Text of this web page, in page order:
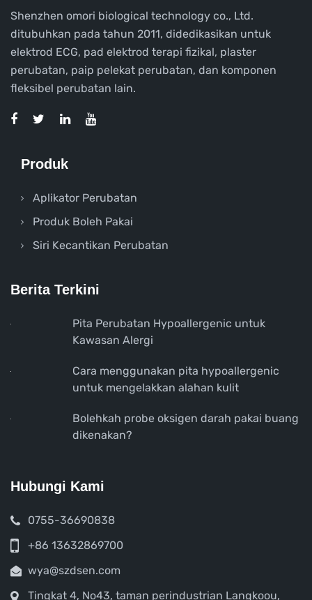
Shenzhen omori biological technology co., Ltd.
ditubuhkan pada tahun 2011, didedikasikan untuk
elektrod ECG, pad elektrod terapi fizikal, plaster
perubatan, paip pelekat perubatan, dan komponen
fleksibel perubatan lain.
Produk
Aplikator Perubatan
Produk Boleh Pakai
Siri Kecantikan Perubatan
Berita Terkini
Pita Perubatan Hypoallergenic untuk
Kawasan Alergi
Cara menggunakan pita hypoallergenic
untuk mengelakkan alahan kulit
Bolehkah probe oksigen darah pakai buang
dikenakan?
Hubungi Kami
0755-36690838
+86 13632869700
wya@szdsen.com
Tingkat 4, No43, taman perindustrian Langkoou,